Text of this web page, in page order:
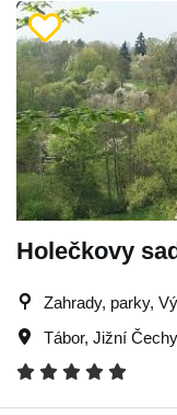
Holečkovy
Zahrady, parky,
Tábor, Jižní Čechy